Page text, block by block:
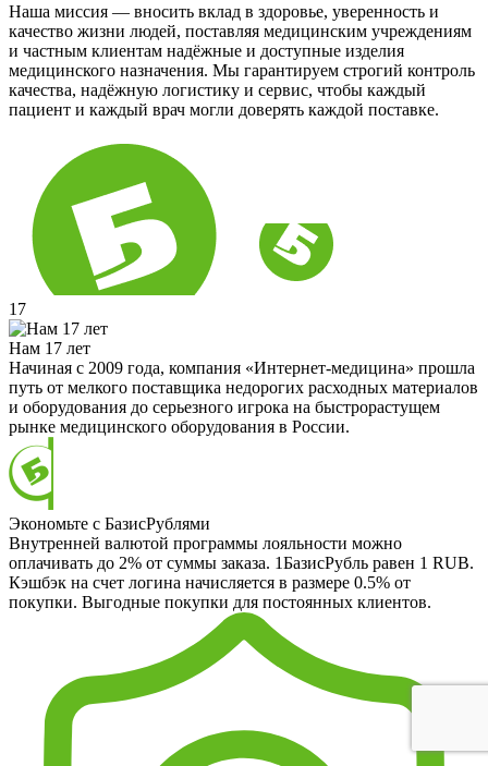
Наша миссия — вносить вклад в здоровье, уверенность и
качество жизни людей, поставляя медицинским учреждениям
и частным клиентам надёжные и доступные изделия
медицинского назначения. Мы гарантируем строгий контроль
качества, надёжную логистику и сервис, чтобы каждый
пациент и каждый врач могли доверять каждой поставке.
17
Нам 17 лет
Начиная с 2009 года, компания «Интернет-медицина» прошла
путь от мелкого поставщика недорогих расходных материалов
и оборудования до серьезного игрока на быстрорастущем
рынке медицинского оборудования в России.
Экономьте с БазисРублями
Внутренней валютой программы лояльности можно
оплачивать до 2% от суммы заказа. 1БазисРубль равен 1 RUB.
Кэшбэк на счет логина начисляется в размере 0.5% от
покупки. Выгодные покупки для постоянных клиентов.